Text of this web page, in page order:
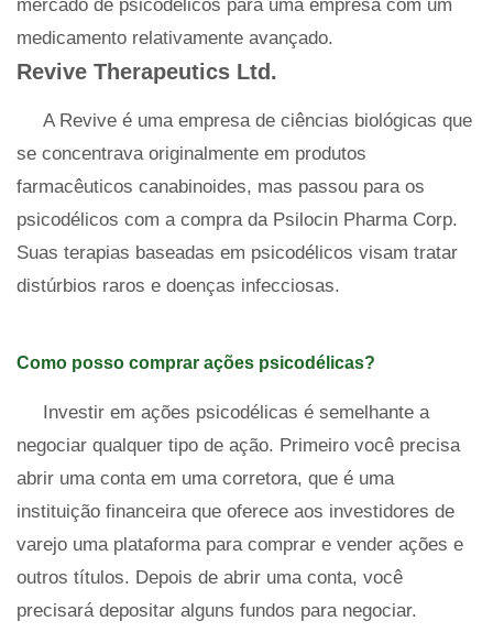
mercado de psicodélicos para uma empresa com um
medicamento relativamente avançado.
Revive Therapeutics Ltd.
A Revive é uma empresa de ciências biológicas que
se concentrava originalmente em produtos
farmacêuticos canabinoides, mas passou para os
psicodélicos com a compra da Psilocin Pharma Corp.
Suas terapias baseadas em psicodélicos visam tratar
distúrbios raros e doenças infecciosas.
Como posso comprar ações psicodélicas?
Investir em ações psicodélicas é semelhante a
negociar qualquer tipo de ação. Primeiro você precisa
abrir uma conta em uma corretora, que é uma
instituição financeira que oferece aos investidores de
varejo uma plataforma para comprar e vender ações e
outros títulos. Depois de abrir uma conta, você
precisará depositar alguns fundos para negociar.